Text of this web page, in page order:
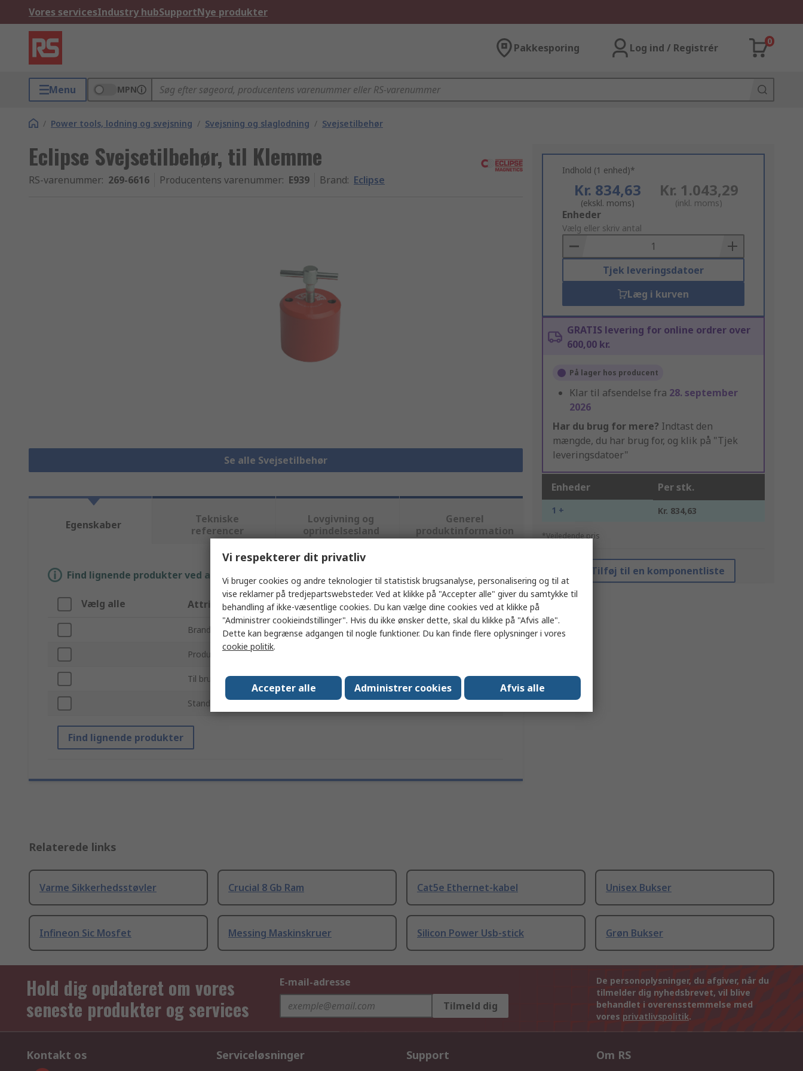
Vores servicesIndustry hubSupportNye produkter
Pakkesporing Log ind / Registrér
0
Menu MPN
/ Power tools, lodning og svejsning / Svejsning og slaglodning / Svejsetilbehør
Eclipse Svejsetilbehør, til Klemme
RS-varenummer: 269-6616 Producentens varenummer: E939 Brand: Eclipse
Se alle Svejsetilbehør
Indhold (1 enhed)*
Kr. 834,63
(ekskl. moms)
Kr. 1.043,29
(inkl. moms)
Add
to
Basket
Enheder
Vælg eller skriv antal
Tjek leveringsdatoer
Læg i kurven
GRATIS levering for online ordrer over
600,00 kr.
På lager hos producent
Klar til afsendelse fra 28. september
2026
Har du brug for mere? Indtast den
mængde, du har brug for, og klik på "Tjek
leveringsdatoer"
Enheder Per stk.
1 + Kr. 834,63
*Vejledende pris
Tilføj til en komponentliste
Egenskaber
Tekniske
referencer
Lovgivning og
oprindelsesland
Generel
produktinformation
Find lignende produkter ved at vælge én eller flere attributter.
Vælg alle Attribut Værdi
Brand Eclipse
Produkttype
Til brug sammen med Klemme
Standarder/godkendelser ISO 14001, ISO 9001
Find lignende produkter
Relaterede links
Varme Sikkerhedsstøvler Crucial 8 Gb Ram Cat5e Ethernet-kabel Unisex Bukser
Infineon Sic Mosfet Messing Maskinskruer Silicon Power Usb-stick Grøn Bukser
Hold dig opdateret om vores
seneste produkter og services
E-mail-adresse
Tilmeld dig
De personoplysninger, du afgiver, når du
tilmelder dig nyhedsbrevet, vil blive
behandlet i overensstemmelse med
vores privatlivspolitik.
Kontakt os Serviceløsninger Support Om RS
Vi respekterer dit privatliv
Vi bruger cookies og andre teknologier til statistisk brugsanalyse, personalisering og til at
vise reklamer på tredjepartswebsteder. Ved at klikke på "Accepter alle" giver du samtykke til
behandling af ikke-væsentlige cookies. Du kan vælge dine cookies ved at klikke på
"Administrer cookieindstillinger". Hvis du ikke ønsker dette, skal du klikke på "Afvis alle".
Dette kan begrænse adgangen til nogle funktioner. Du kan finde flere oplysninger i vores
cookie politik.
Accepter alle Administrer cookies Afvis alle